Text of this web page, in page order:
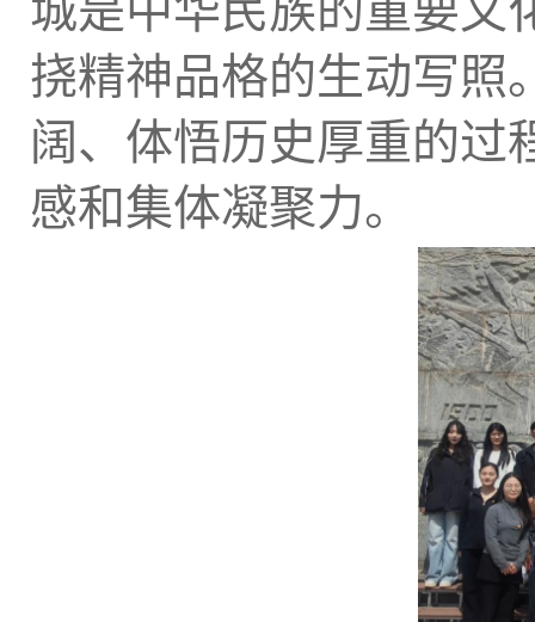
城是中华民族的重要文
挠精神品格的生动写照
阔、体悟历史厚重的过
感和集体凝聚力。